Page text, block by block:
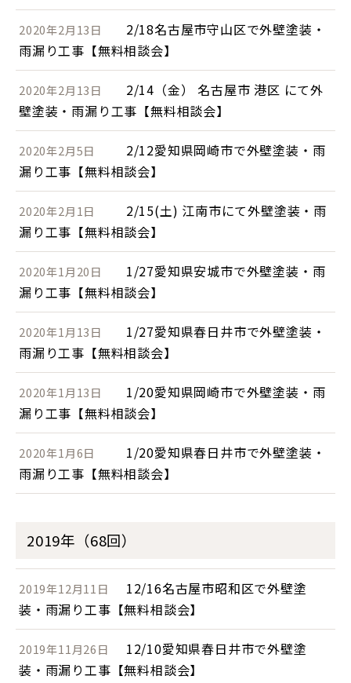
2020年2月13日
2/18名古屋市守山区で外壁塗装・
雨漏り工事【無料相談会】
2020年2月13日
2/14（金） 名古屋市 港区 にて外
壁塗装・雨漏り工事【無料相談会】
2020年2月5日
2/12愛知県岡崎市で外壁塗装・雨
漏り工事【無料相談会】
2020年2月1日
2/15(土) 江南市にて外壁塗装・雨
漏り工事【無料相談会】
2020年1月20日
1/27愛知県安城市で外壁塗装・雨
漏り工事【無料相談会】
2020年1月13日
1/27愛知県春日井市で外壁塗装・
雨漏り工事【無料相談会】
2020年1月13日
1/20愛知県岡崎市で外壁塗装・雨
漏り工事【無料相談会】
2020年1月6日
1/20愛知県春日井市で外壁塗装・
雨漏り工事【無料相談会】
2019年（68回）
2019年12月11日
12/16名古屋市昭和区で外壁塗
装・雨漏り工事【無料相談会】
2019年11月26日
12/10愛知県春日井市で外壁塗
装・雨漏り工事【無料相談会】